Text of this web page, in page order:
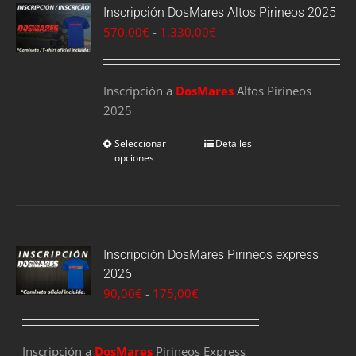
Inscripción DosMares Altos Pirineos 2025
570,00€ - 1.330,00€
precios:
desde
1.330,00€
Inscripción a DosMares Altos Pirineos
2025
Seleccionar
opciones
Detalles
Inscripción DosMares Pirineos express
2026
90,00€ - 175,00€
desde
Inscripción a DosMares Pirineos Express